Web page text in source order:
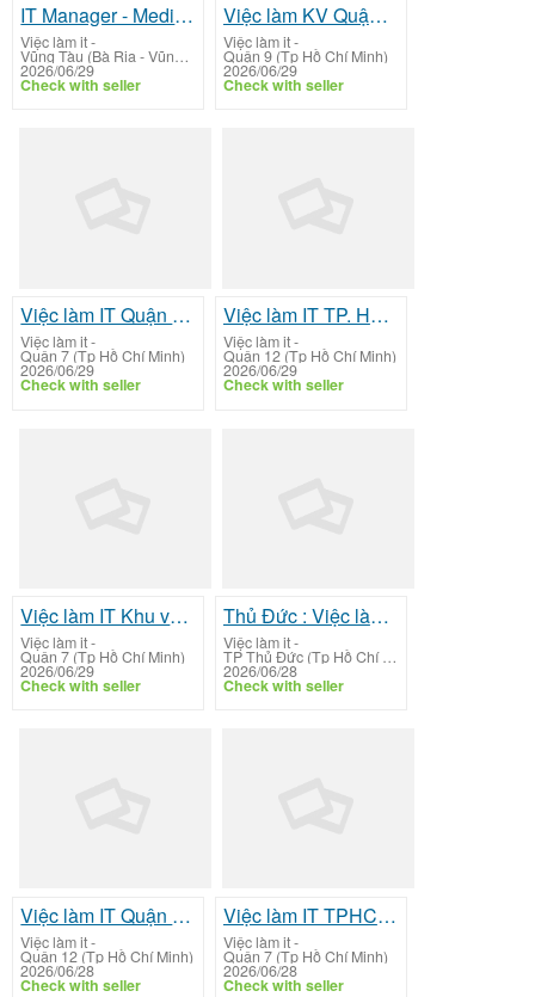
IT Manager - Media Khách sạn tại khu vực Bà Rịa - Vũng Tàu
Việc làm it-
Vũng Tàu (Bà Rịa - Vũng Tàu)
2026/06/29
Check with seller
Việc làm KV Quận 9: Thư ký Giám đốc - Mảng Pháp lý
Việc làm it-
Quận 9 (Tp Hồ Chí Minh)
2026/06/29
Check with seller
Việc làm IT Quận 7 HCM: Junior Full Stack Developer
Việc làm it-
Quận 7 (Tp Hồ Chí Minh)
2026/06/29
Check with seller
Việc làm IT TP. Hồ Chí Minh: Công nghệ Thông tin (IT Fresher)
Việc làm it-
Quận 12 (Tp Hồ Chí Minh)
2026/06/29
Check with seller
Việc làm IT Khu vực Quận 1: Infrastructure IT Support Administrator
Việc làm it-
Quận 7 (Tp Hồ Chí Minh)
2026/06/29
Check with seller
Thủ Đức : Việc làm Mid-Sr Mobile Developer (Java, Kotlin, Flutter, Dart)
Việc làm it-
TP Thủ Đức (Tp Hồ Chí Minh)
2026/06/28
Check with seller
Việc làm IT Quận 12: Mid-Sr Mobile Developer (Java, Kotlin, Flutter, Dart)
Việc làm it-
Quận 12 (Tp Hồ Chí Minh)
2026/06/28
Check with seller
Việc làm IT TPHCM: Mid-Sr Mobile Developer (Java, Kotlin, Flutter, Dart)
Việc làm it-
Quận 7 (Tp Hồ Chí Minh)
2026/06/28
Check with seller